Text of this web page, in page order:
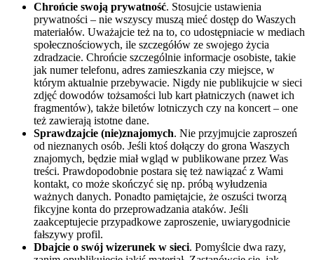
Chrońcie swoją prywatność. Stosujcie ustawienia
prywatności – nie wszyscy muszą mieć dostęp do Waszych
materiałów. Uważajcie też na to, co udostępniacie w mediach
społecznościowych, ile szczegółów ze swojego życia
zdradzacie. Chrońcie szczególnie informacje osobiste, takie
jak numer telefonu, adres zamieszkania czy miejsce, w
którym aktualnie przebywacie. Nigdy nie publikujcie w sieci
zdjęć dowodów tożsamości lub kart płatniczych (nawet ich
fragmentów), także biletów lotniczych czy na koncert – one
też zawierają istotne dane.
Sprawdzajcie (nie)znajomych. Nie przyjmujcie zaproszeń
od nieznanych osób. Jeśli ktoś dołączy do grona Waszych
znajomych, będzie miał wgląd w publikowane przez Was
treści. Prawdopodobnie postara się też nawiązać z Wami
kontakt, co może skończyć się np. próbą wyłudzenia
ważnych danych. Ponadto pamiętajcie, że oszuści tworzą
fikcyjne konta do przeprowadzania ataków. Jeśli
zaakceptujecie przypadkowe zaproszenie, uwiarygodnicie
fałszywy profil.
Dbajcie o swój wizerunek w sieci. Pomyślcie dwa razy,